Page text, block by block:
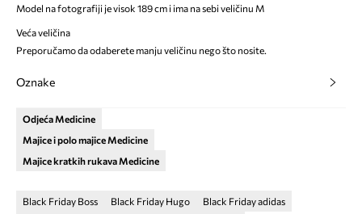
Model na fotografiji je visok 189 cm i ima na sebi veličinu M
Veća veličina
Preporučamo da odaberete manju veličinu nego što nosite.
Oznake
Odjeća Medicine
Majice i polo majice Medicine
Majice kratkih rukava Medicine
Black Friday Boss Black Friday Hugo
Black Friday adidas